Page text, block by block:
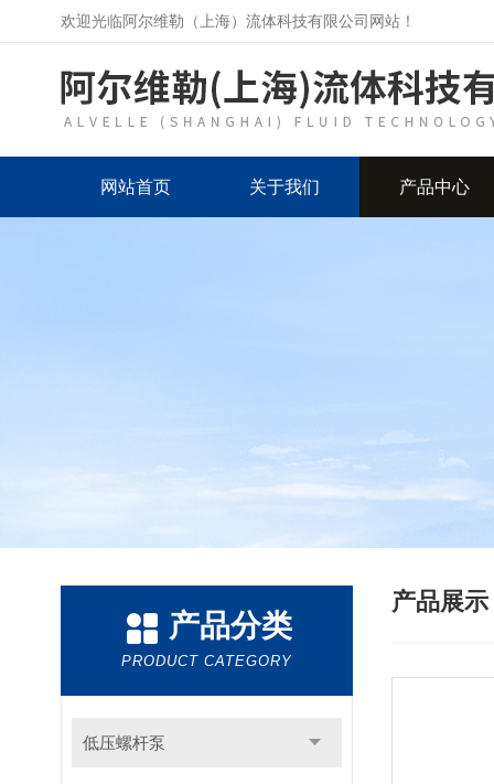
欢迎光临阿尔维勒（上海）流体科技有限公司网站！
网站首页 关于我们 产品中心
产品分类
PRODUCT CATEGORY
低压螺杆泵
产品展示